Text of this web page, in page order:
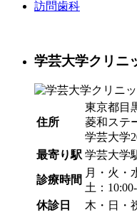
訪問歯科
学芸大学クリニ
住所
東京都目
菱和ステ
学芸大学
最寄り駅 学芸大学
診療時間
月・火・
土：
休診日
木・日・